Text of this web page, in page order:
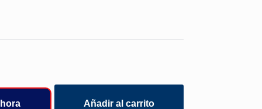
Añadir al carrito